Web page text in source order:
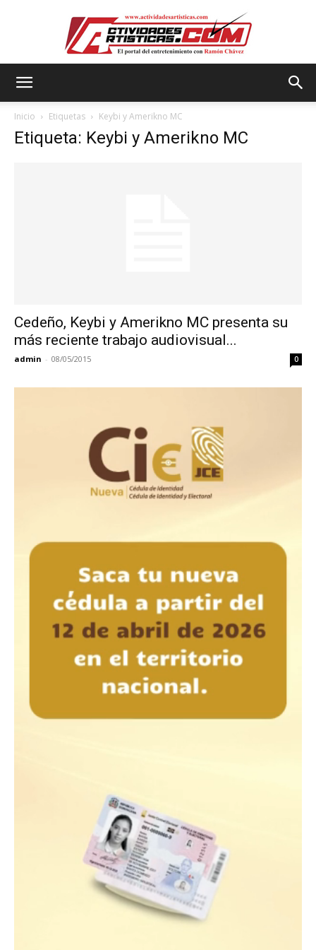
Inicio Etiquetas Keybi y Amerikno MC
Etiqueta: Keybi y Amerikno MC
Cedeño, Keybi y Amerikno MC presenta su
más reciente trabajo audiovisual...
admin - 08/05/2015 0